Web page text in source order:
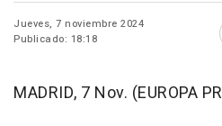
Jueves, 7 noviembre 2024
Publicado: 18:18
MADRID, 7 Nov. (EUROPA